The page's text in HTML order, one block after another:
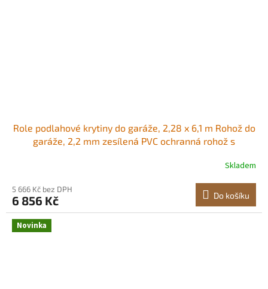
Role podlahové krytiny do garáže, 2,28 x 6,1 m Rohož do
garáže, 2,2 mm zesílená PVC ochranná rohož s
protiskluzová, snadno se čistí pro sklady, tělocvičny,
přívěsy, černá Flexibilní PVC Povrch odolný
Skladem
5 666 Kč bez DPH
6 856 Kč Do košíku
Novinka